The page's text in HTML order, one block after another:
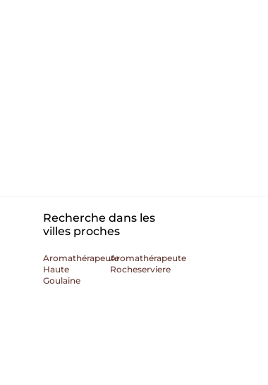
Recherche dans les
villes proches
Aromathérapeute
Haute
Goulaine
Aromathérapeute
Rocheserviere